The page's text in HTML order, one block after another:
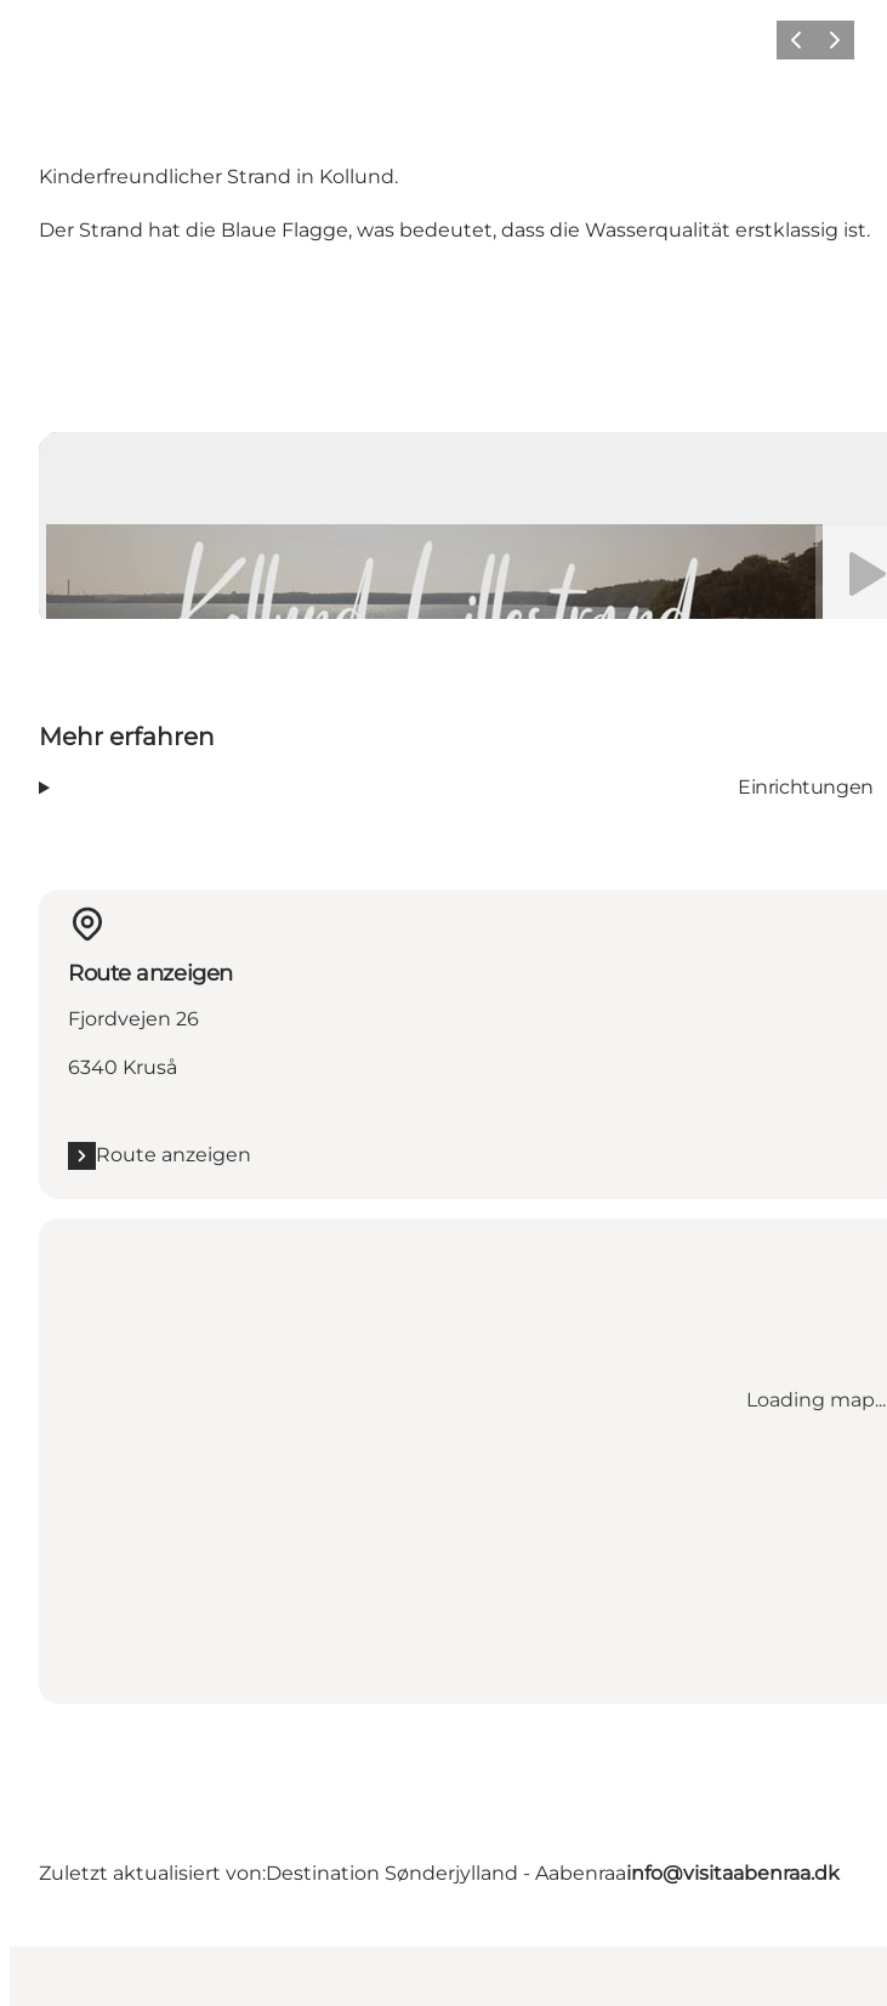
ZurückWeiter
Kinderfreundlicher Strand in Kollund.
Der Strand hat die Blaue Flagge, was bedeutet, dass die Wasserqualität erstklassig ist.
Mehr erfahren
Einrichtungen
Route anzeigen
Fjordvejen 26
6340 Kruså
Route anzeigen
Loading map...
Zuletzt aktualisiert von:Destination Sønderjylland - Aabenraainfo@visitaabenraa.dk